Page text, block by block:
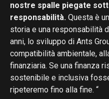
nostre spalle piegate
responsabilità. Questa è
storia e una responsabilità
anni, lo sviluppo di Ants
compatibilità ambientale,
finanziaria. Se una finanza
sostenibile e inclusiva
ripeteremo fino alla fine. “